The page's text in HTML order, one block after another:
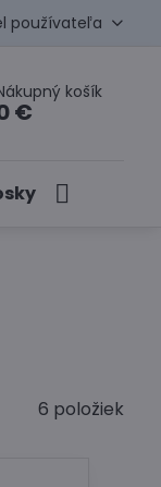
používateľa
košík
€
6 položiek